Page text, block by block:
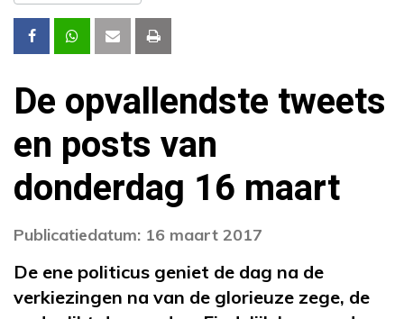
De opvallendste tweets
en posts van
donderdag 16 maart
Publicatiedatum: 16 maart 2017
De ene politicus geniet de dag na de
verkiezingen na van de glorieuze zege, de